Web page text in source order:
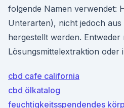
folgende Namen verwendet:
Unterarten), nicht jedoch
hergestellt werden. Entweder
Lösungsmittelextraktion oder
cbd cafe california
cbd ölkatalog
feuchtigkeitsspendendes